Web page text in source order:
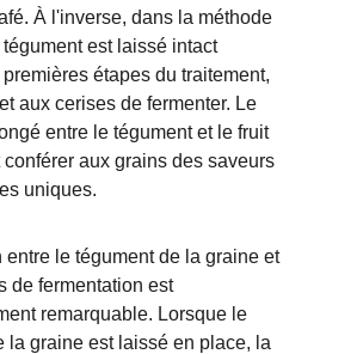
À l'inverse, dans la méthode
est laissé intact
étapes du traitement,
aux cerises de fermenter. Le
entre le tégument et le fruit
aux grains des saveurs
uniques.
entre le tégument de la graine et
de fermentation est
remarquable. Lorsque le
la graine est laissé en place, la